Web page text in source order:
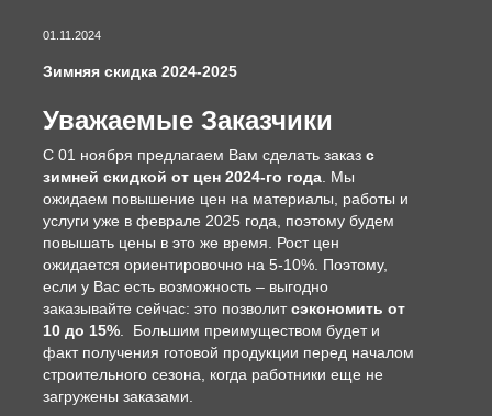
01.11.2024
Зимняя скидка 2024-2025
Уважаемые Заказчики
С 01 ноября предлагаем Вам сделать заказ с
зимней скидкой от цен 2024-го года . Мы
ожидаем повышение цен на материалы, работы и
услуги уже в феврале 2025 года, поэтому будем
повышать цены в это же время. Рост цен
ожидается ориентировочно на 5-10%. Поэтому,
если у Вас есть возможность – выгодно
заказывайте сейчас: это позволитсэкономить от
10 до 15% . Большим преимуществом будет и
факт получения готовой продукции перед началом
строительного сезона, когда работники еще не
загружены заказами.